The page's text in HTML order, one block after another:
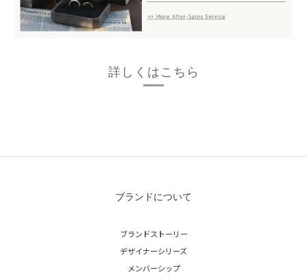
詳しくはこちら
ブランドについて
ブランドストーリー
デザイナーシリーズ
メンバーシップ